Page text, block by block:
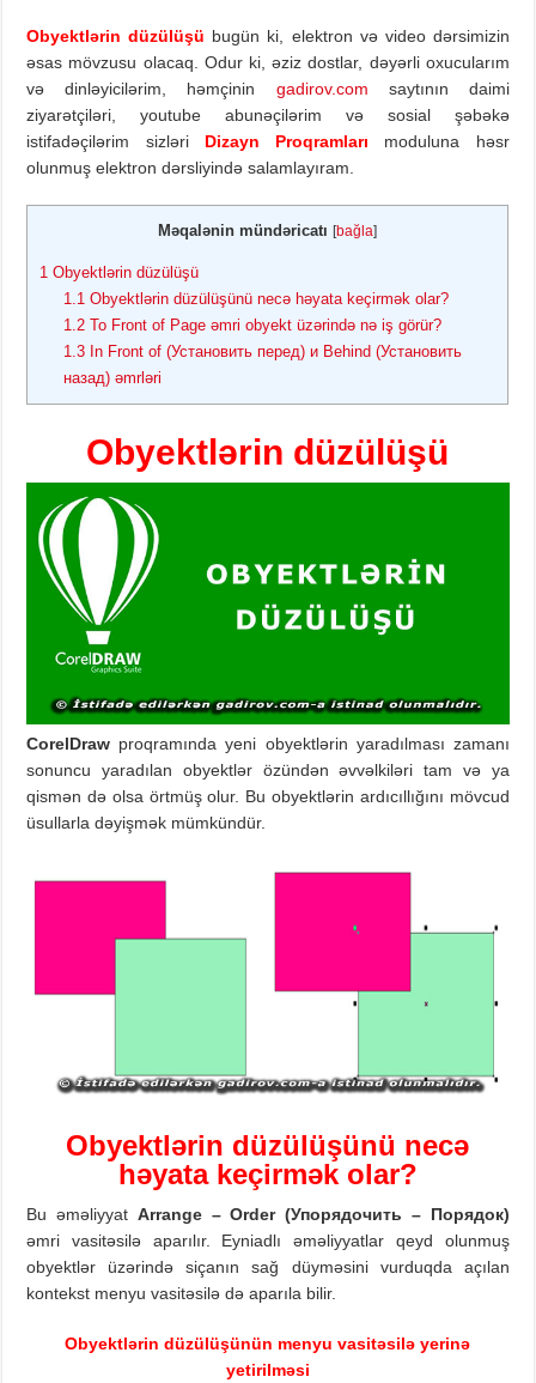
Obyektlərin düzülüşü bugün ki, elektron və video dərsimizin
əsas mövzusu olacaq. Odur ki, əziz dostlar, dəyərli oxucularım
və dinləyicilərim, həmçinin gadirov.com saytının daimi
ziyarətçiləri, youtube abunəçilərim və sosial şəbəkə
istifadəçilərim sizləri Dizayn Proqramları moduluna həsr
olunmuş elektron dərsliyində salamlayıram.
Məqalənin mündəricatı [bağla]
1 Obyektlərin düzülüşü
1.1 Obyektlərin düzülüşünü necə həyata keçirmək olar?
1.2 То Front of Page əmri obyekt üzərində nə iş görür?
1.3 In Front of (Установить перед) и Behind (Установить
назад) əmrləri
Obyektlərin düzülüşü
CorelDraw proqramında yeni obyektlərin yaradılması zamanı
sonuncu yaradılan obyektlər özündən əvvəlkiləri tam və ya
qismən də olsa örtmüş olur. Bu obyektlərin ardıcıllığını mövcud
üsullarla dəyişmək mümkündür.
Obyektlərin düzülüşünü necə
həyata keçirmək olar?
Bu əməliyyat Arrange – Order (Упорядочить – Порядок)
əmri vasitəsilə aparılır. Eyniadlı əməliyyatlar qeyd olunmuş
obyektlər üzərində siçanın sağ düyməsini vurduqda açılan
kontekst menyu vasitəsilə də aparıla bilir.
Obyektlərin düzülüşünün menyu vasitəsilə yerinə
yetirilməsi